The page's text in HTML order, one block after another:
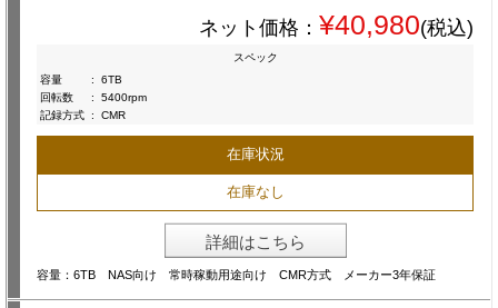
ネット価格： ¥40,980(税込)
スペック
容量
:
6TB
回転数
:
5400rpm
記録方式 : CMR
在庫状況
在庫なし
詳細はこちら
容量：6TB NAS向け 常時稼動用途向け CMR方式 メーカー3年保証